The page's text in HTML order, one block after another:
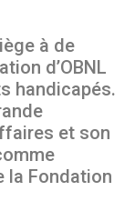
à de
d’OBNL
handicapés.
et son
la Fondation